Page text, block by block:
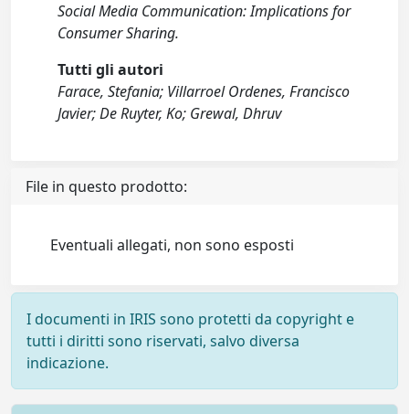
Social Media Communication: Implications for
Consumer Sharing.
Tutti gli autori
Farace, Stefania; Villarroel Ordenes, Francisco
Javier; De Ruyter, Ko; Grewal, Dhruv
File in questo prodotto:
Eventuali allegati, non sono esposti
I documenti in IRIS sono protetti da copyright e
tutti i diritti sono riservati, salvo diversa
indicazione.